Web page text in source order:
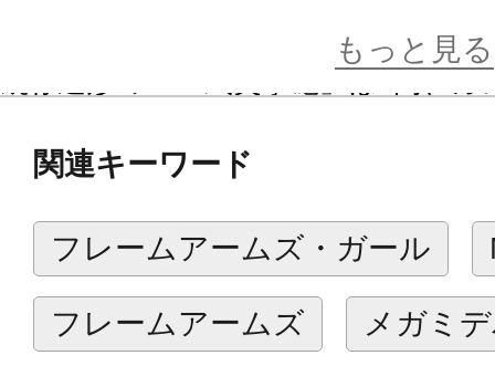
態が再現可能になりました。
【ギミック】
・機体配色はクリアーパーツを含む
頭部センサー部分を塗装済みパーツ
もっと見る
関連キーワード
フレームアームズ・ガール
フレームアームズ メガミ